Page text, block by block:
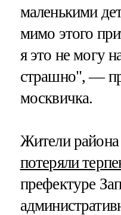
маленькими
мимо этого
я это не могу
страшно", —
москвичка.
Жители
потеряли
префектуре